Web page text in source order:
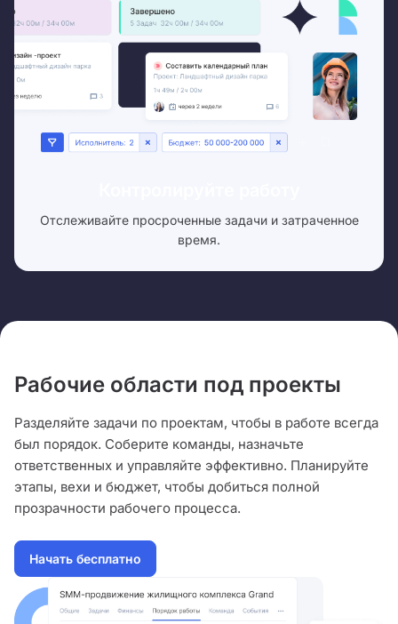
Отслеживайте просроченные задачи и затраченное
время.
Рабочие области под проекты
Разделяйте задачи по проектам, чтобы в работе всегда
был порядок. Соберите команды, назначьте
ответственных и управляйте эффективно. Планируйте
этапы, вехи и бюджет, чтобы добиться полной
прозрачности рабочего процесса.
Начать бесплатно